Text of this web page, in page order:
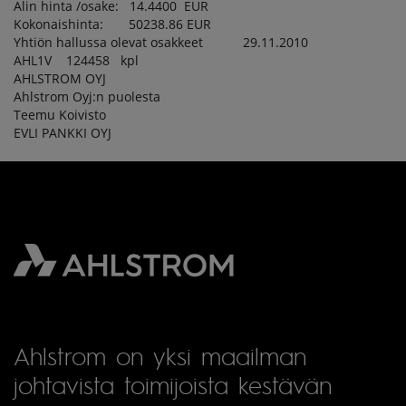
Alin hinta /osake: 14.4400 EUR
Kokonaishinta: 50238.86 EUR
Yhtiön hallussa olevat osakkeet 29.11.2010
AHL1V 124458 kpl
AHLSTROM OYJ
Ahlstrom Oyj:n puolesta
Teemu Koivisto
EVLI PANKKI OYJ
Ahlstrom on yksi maailman
johtavista toimijoista kestävän